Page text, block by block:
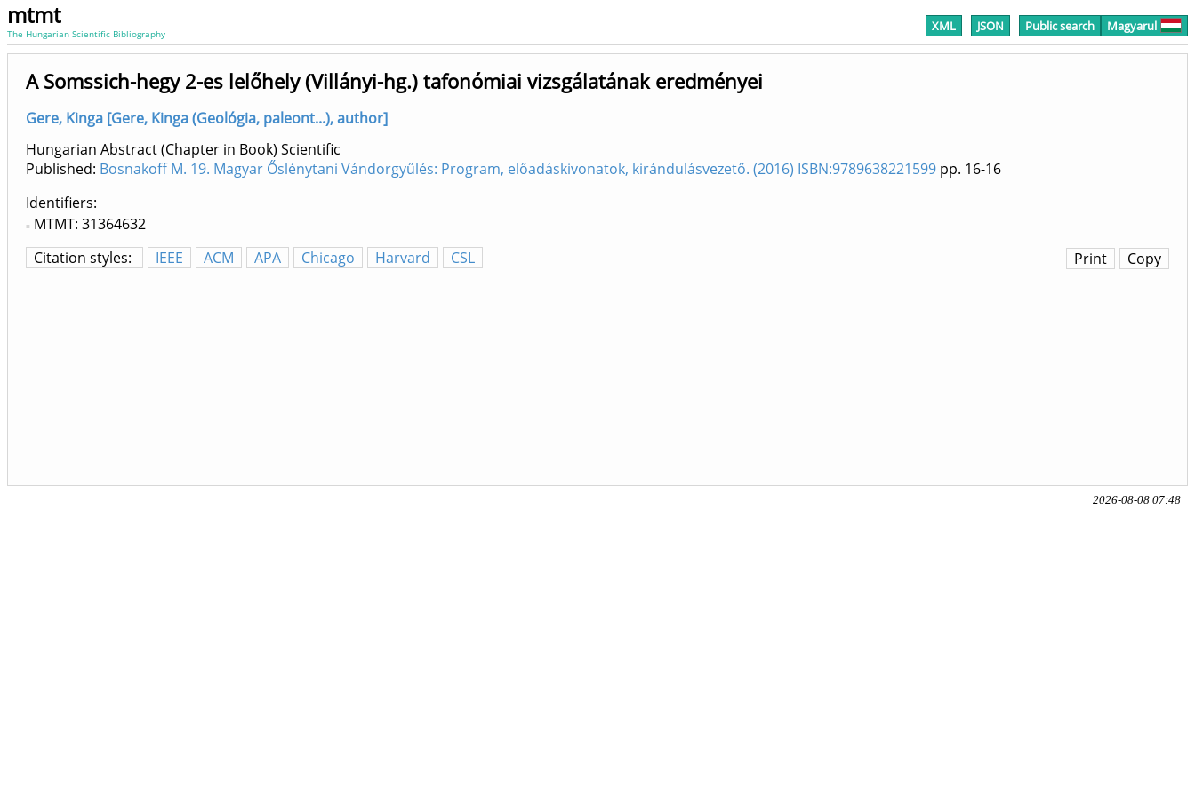
mtmt
The Hungarian Scientific Bibliography XML JSON Public search Magyarul
A Somssich-hegy 2-es lelőhely (Villányi-hg.) tafonómiai vizsgálatának eredményei
Gere, Kinga [Gere, Kinga (Geológia, paleont...), author]
Hungarian Abstract (Chapter in Book) Scientific
Published: Bosnakoff M. 19. Magyar Őslénytani Vándorgyűlés: Program, előadáskivonatok, kirándulásvezető. (2016) ISBN:9789638221599 pp. 16-16
Identifiers
MTMT: 31364632
Citation styles:
IEEE ACM APA Chicago Harvard CSL Copy
Print
2026-08-08 07:48